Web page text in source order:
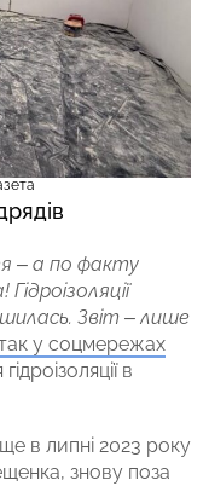
– а по факту
Звіт – лише
у соцмережах
в
в липні 2023 року
знову поза